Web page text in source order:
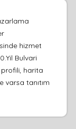
hizmet
Bulvari
profili, harita
varsa tanıtım